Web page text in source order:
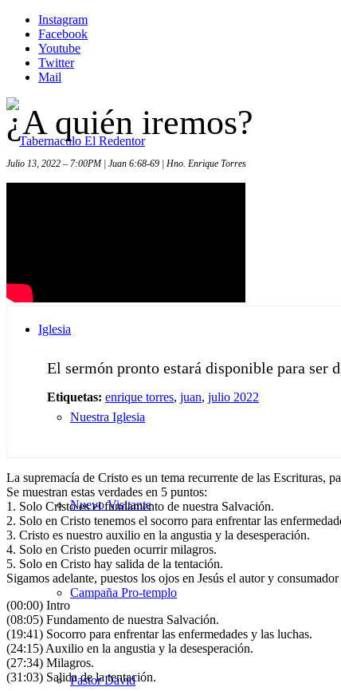
Instagram
Facebook
Youtube
Twitter
Mail
Iglesia
Nuestra Iglesia
Nuevo Visitante
Campaña Pro-templo
Pastor David
¿A quién iremos?
Julio 13, 2022 – 7:00PM | Juan 6:68-69 | Hno. Enrique Torres
El sermón pronto estará disponible para ser
Etiquetas: enrique torres, juan, julio 2022
La supremacía de Cristo es un tema recurrente de las Escrituras,
Se muestran estas verdades en 5 puntos:
1. Solo Cristo es el fundamento de nuestra Salvación.
2. Solo en Cristo tenemos el socorro para enfrentar las
3. Cristo es nuestro auxilio en la angustia y la desesperación.
4. Solo en Cristo pueden ocurrir milagros.
5. Solo en Cristo hay salida de la tentación.
Sigamos adelante, puestos los ojos en Jesús el autor y
(00:00) Intro
(08:05) Fundamento de nuestra Salvación.
(19:41) Socorro para enfrentar las enfermedades y las luchas.
(24:15) Auxilio en la angustia y la desesperación.
(27:34) Milagros.
(31:03) Salida de la tentación.